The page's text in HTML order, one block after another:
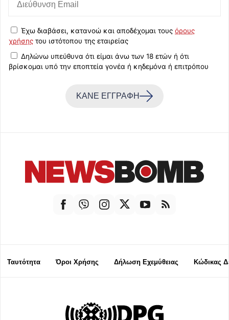
Έχω διαβάσει, κατανοώ και αποδέχομαι τους όρους
χρήσης του ιστότοπου της εταιρείας
Δηλώνω υπεύθυνα ότι είμαι άνω των 18 ετών ή ότι
βρίσκομαι υπό την εποπτεία γονέα ή κηδεμόνα ή επιτρόπου
ΚΑΝΕ ΕΓΓΡΑΦΗ
Ταυτότητα Όροι Χρήσης Δήλωση Εχεμύθειας Κώδικας